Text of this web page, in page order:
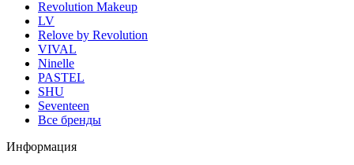
Revolution Makeup
LV
Relove by Revolution
VIVAL
Ninelle
PASTEL
SHU
Seventeen
Все бренды
Информация